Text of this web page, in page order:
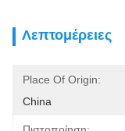
Λεπτομέρειες
Place Of Origin:
China